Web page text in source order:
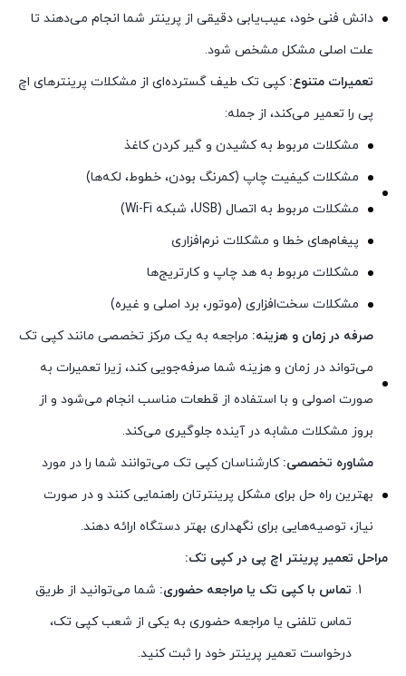
دانش فنی خود، عیب‌یابی دقیقی از پرینتر شما انجام می‌دهند تا
علت اصلی مشکل مشخص شود.
تعمیرات متنوع: کپی تک طیف گسترده‌ای از مشکلات پرینترهای اچ
پی را تعمیر می‌کند، از جمله:
مشکلات مربوط به کشیدن و گیر کردن کاغذ
مشکلات کیفیت چاپ (کمرنگ بودن، خطوط، لکه‌ها)
مشکلات مربوط به اتصال (USB، شبکه Wi-Fi)
پیغام‌های خطا و مشکلات نرم‌افزاری
مشکلات مربوط به هد چاپ و کارتریج‌ها
مشکلات سخت‌افزاری (موتور، برد اصلی و غیره)
صرفه در زمان و هزینه: مراجعه به یک مرکز تخصصی مانند کپی تک
می‌تواند در زمان و هزینه شما صرفه‌جویی کند، زیرا تعمیرات به
صورت اصولی و با استفاده از قطعات مناسب انجام می‌شود و از
بروز مشکلات مشابه در آینده جلوگیری می‌کند.
مشاوره تخصصی: کارشناسان کپی تک می‌توانند شما را در مورد
بهترین راه حل برای مشکل پرینترتان راهنمایی کنند و در صورت
نیاز، توصیه‌هایی برای نگهداری بهتر دستگاه ارائه دهند.
مراحل تعمیر پرینتر اچ پی در کپی تک:
تماس با کپی تک یا مراجعه حضوری: شما می‌توانید از طریق
تماس تلفنی یا مراجعه حضوری به یکی از شعب کپی تک،
درخواست تعمیر پرینتر خود را ثبت کنید.